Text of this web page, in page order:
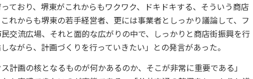
ており、堺東がこれからもワクワク、ドキドキする、そういう商店
れからも堺東の若手経営者、更には事業者としっかり議論して、フ
交流広場、それと面的な広がりの中で、しっかりと商店街振興を行
ながら、計画づくりを行っていきたい」との発言があった。
計画の核となるものが何かあるのか、そこが非常に重要である」